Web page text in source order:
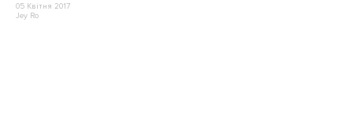
05 Квітня 2017
Jey Ro